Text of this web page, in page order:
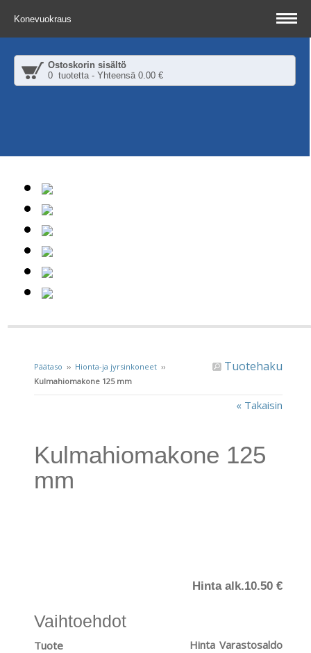
Konevuokraus
Ostoskorin sisältö
0 tuotetta - Yhteensä 0.00 €
Tuotehaku
Päätaso ›› Hionta-ja jyrsinkoneet ››
Kulmahiomakone 125 mm
« Takaisin
Kulmahiomakone 125
mm
Hinta alk.10.50 €
Vaihtoehdot
Tuote Hinta Varastosaldo